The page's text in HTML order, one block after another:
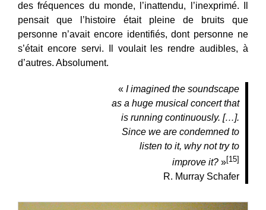
des fréquences du monde, l’inattendu, l’inexprimé. Il
pensait que l’histoire était pleine de bruits que
personne n’avait encore identifiés, dont personne ne
s’était encore servi. Il voulait les rendre audibles, à
d’autres. Absolument.
« I imagined the soundscape
as a huge musical concert that
is running continuously. […].
Since we are condemned to
listen to it, why not try to
improve it? »[15]
R. Murray Schafer